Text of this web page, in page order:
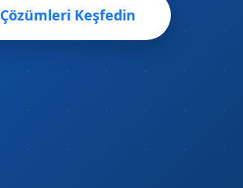
Çözümleri Keşfedin